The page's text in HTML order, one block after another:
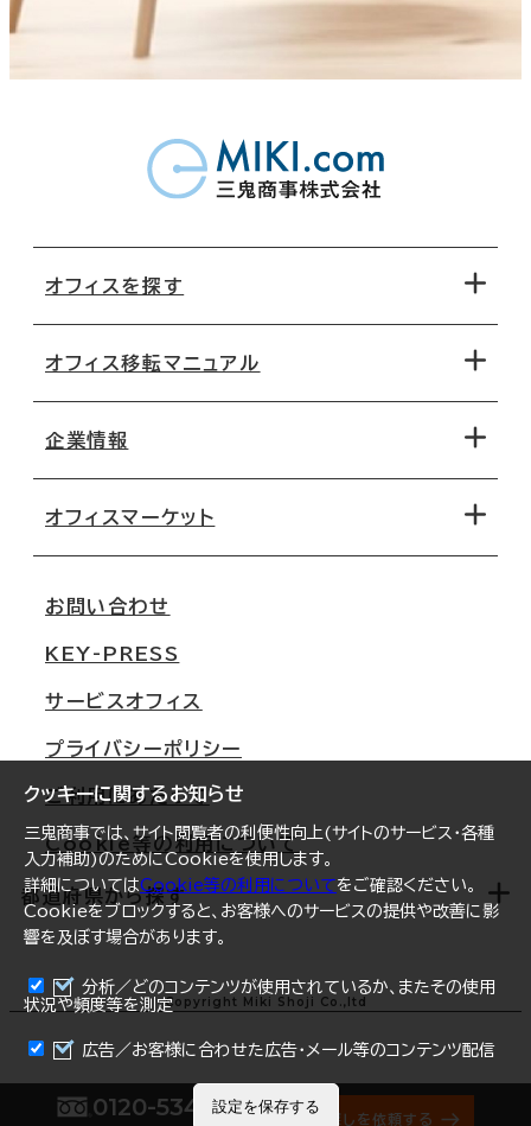
まとめて資料請求
0120-534-011 オフィス探しを依頼する
クッキーに関するお知らせ
三鬼商事では、サイト閲覧者の利便性向上(サイトのサービス・各種
入力補助)のためにCookieを使用します。
詳細についてはCookie等の利用についてをご確認ください。
Cookieをブロックすると、お客様へのサービスの提供や改善に影
響を及ぼす場合があります。
分析／どのコンテンツが使用されているか、またその使用
状況や頻度等を測定
広告／お客様に合わせた広告・メール等のコンテンツ配信
設定を保存する
オフィスを探す
地図から探す
路線・駅から探す
オフィス移転マニュアル
移転コストシミュレーション
移転スケジュール
オフィス移転Q&A
企業情報
オフィスマーケット
大阪
名古屋
札幌
仙台
横浜
福岡
オフィスリポート
ログイン
お問い合わせ
KEY-PRESS
サービスオフィス
プライバシーポリシー
ご利用にあたって
Cookie等の利用について
都道府県から探す
北海道
青森県
Copyright Miki Shoji Co.,ltd